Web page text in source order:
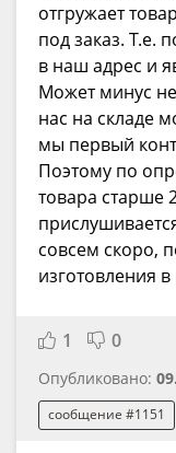
отгружает
под заказ. Т.е.
в наш адрес и
Может минус
нас на складе
мы первый
Поэтому по
товара старше
совсем скоро,
изготовления
1 0
Опубликовано:
сообщение #1151